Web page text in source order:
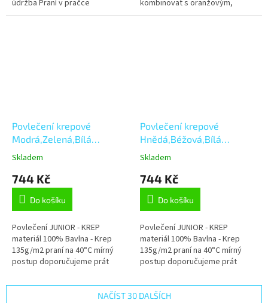
údržba Praní v pračce
Stálobarevnost Tvarová stálost
kombinovat s oranžovým,
žlutým nebo červeným
Povlečení krepové
Modrá,Zelená,Bílá
140x200
Skladem
744 Kč
Do košíku
Povlečení JUNIOR - KREP
materiál 100% Bavlna - Krep
135g/m2 praní na 40°C mírný
postup doporučujeme prát
sušit v sušičce na nízkou
Povlečení krepové
Hnědá,Béžová,Bílá
140x200
Skladem
744 Kč
Do košíku
Povlečení JUNIOR - KREP
materiál 100% Bavlna - Krep
135g/m2 praní na 40°C mírný
postup doporučujeme prát
sušit v sušičce na nízkou
teplotu...
NAČÍST 30 DALŠÍCH